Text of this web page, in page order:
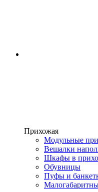
Прихожая
Модульные
Вешалки
Шкафы в
Обувницы
Пуфы и